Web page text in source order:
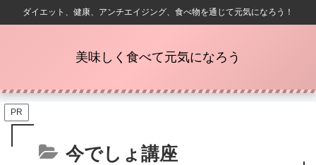
ダイエット、健康、アンチエイジング、食べ物を通じて元気になろう！
美味しく食べて元気になろう
PR
今でしょ講座